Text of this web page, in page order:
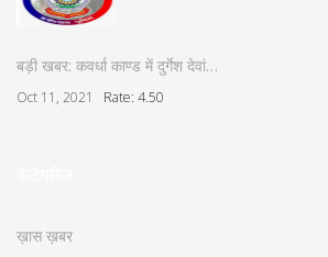
बड़ी खबर: कवर्धा काण्ड में दुर्गेश देवां…
Oct 11, 2021 Rate: 4.50
ख़ास ख़बर